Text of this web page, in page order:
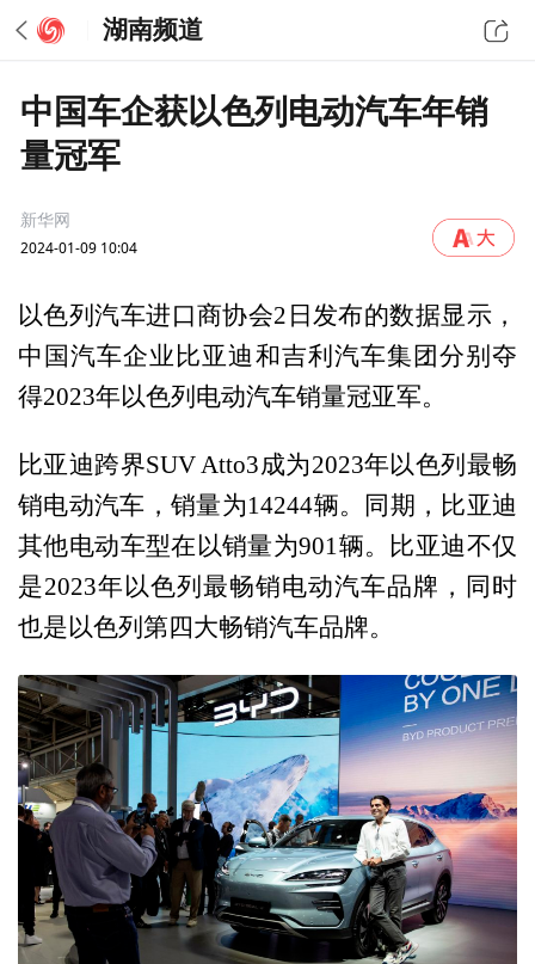
湖南频道
中国车企获以色列电动汽车年销
量冠军
新华网
2024-01-09 10:04
以色列汽车进口商协会2日发布的数据显示，
中国汽车企业比亚迪和吉利汽车集团分别夺
得2023年以色列电动汽车销量冠亚军。
比亚迪跨界SUV Atto3成为2023年以色列最畅
销电动汽车，销量为14244辆。同期，比亚迪
其他电动车型在以销量为901辆。比亚迪不仅
是2023年以色列最畅销电动汽车品牌，同时
也是以色列第四大畅销汽车品牌。